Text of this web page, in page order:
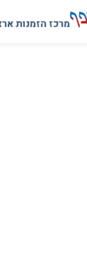
מרכז הזמנות